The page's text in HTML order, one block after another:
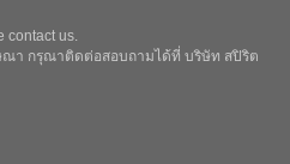
contact us.
า กรุณาติดต่อสอบถามได้ที่ บริษัท สปิริต